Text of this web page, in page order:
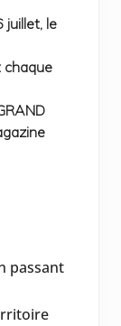
juillet, le
chaque
passant